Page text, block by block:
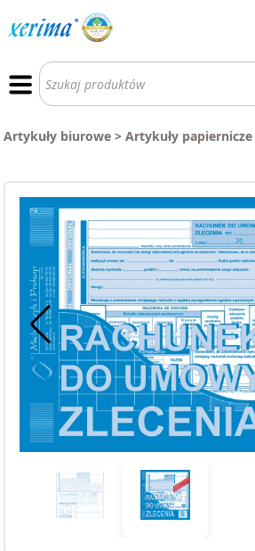
Wyszukiwarka
produktów
Artykuły biurowe > Artykuły papiernicze